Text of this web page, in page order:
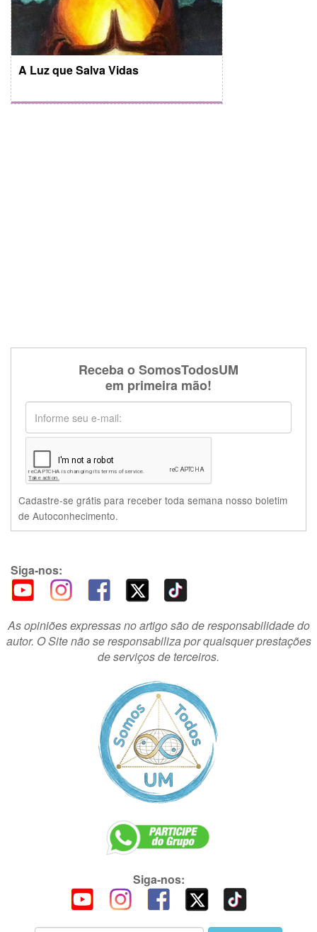
A Luz que Salva Vidas
Receba o SomosTodosUM
em primeira mão!
Cadastre-se grátis para receber toda semana nosso boletim
de Autoconhecimento.
Siga-nos:
As opiniões expressas no artigo são de responsabilidade do
autor. O Site não se responsabiliza por quaisquer prestações
de serviços de terceiros.
Siga-nos: